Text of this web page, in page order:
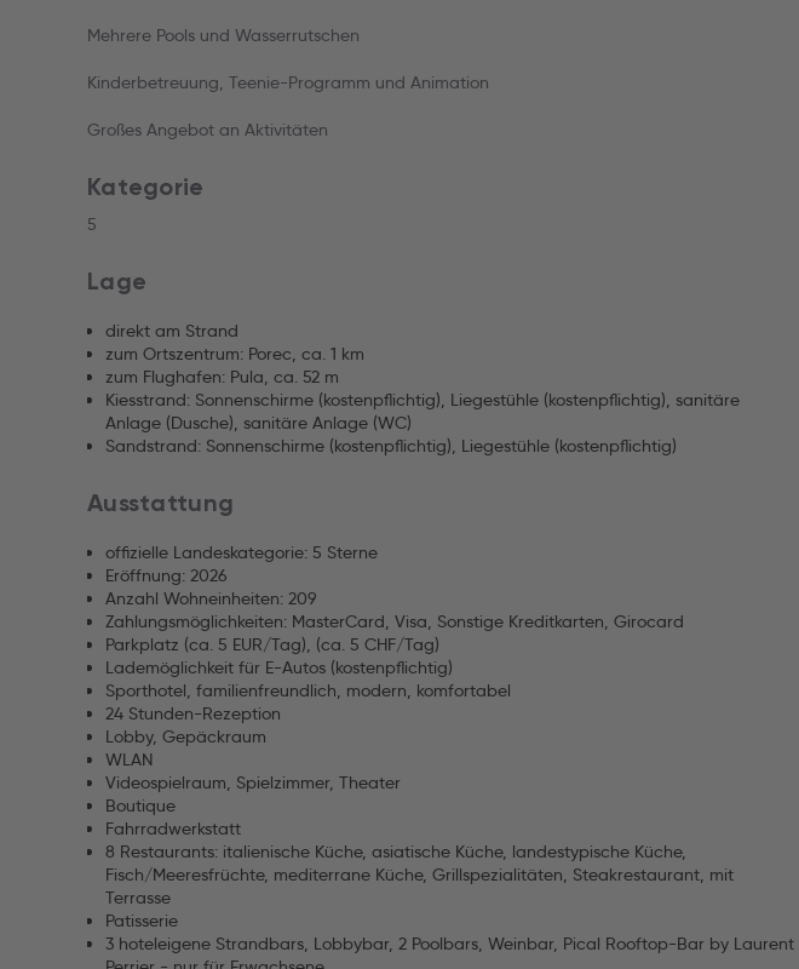
Mehrere Pools und Wasserrutschen
Kinderbetreuung, Teenie-Programm und Animation
Großes Angebot an Aktivitäten
Kategorie
5
Lage
direkt am Strand
zum Ortszentrum: Porec, ca. 1 km
zum Flughafen: Pula, ca. 52 m
Kiesstrand: Sonnenschirme (kostenpflichtig), Liegestühle (kostenpflichtig), sanitäre
Anlage (Dusche), sanitäre Anlage (WC)
Sandstrand: Sonnenschirme (kostenpflichtig), Liegestühle (kostenpflichtig)
Ausstattung
offizielle Landeskategorie: 5 Sterne
Eröffnung: 2026
Anzahl Wohneinheiten: 209
Zahlungsmöglichkeiten: MasterCard, Visa, Sonstige Kreditkarten, Girocard
Parkplatz (ca. 5 EUR/Tag), (ca. 5 CHF/Tag)
Lademöglichkeit für E-Autos (kostenpflichtig)
Sporthotel, familienfreundlich, modern, komfortabel
24 Stunden-Rezeption
Lobby, Gepäckraum
WLAN
Videospielraum, Spielzimmer, Theater
Boutique
Fahrradwerkstatt
8 Restaurants: italienische Küche, asiatische Küche, landestypische Küche,
Fisch/Meeresfrüchte, mediterrane Küche, Grillspezialitäten, Steakrestaurant, mit
Terrasse
Patisserie
3 hoteleigene Strandbars, Lobbybar, 2 Poolbars, Weinbar, Pical Rooftop-Bar by Laurent